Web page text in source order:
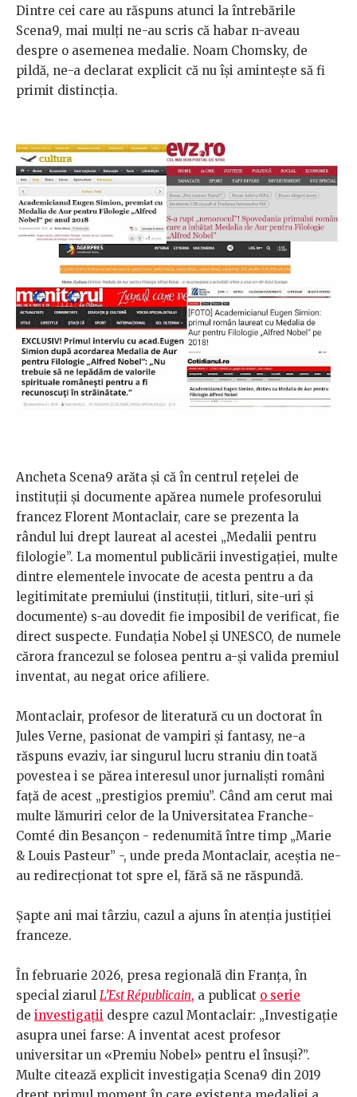
Dintre cei care au răspuns atunci la întrebările
Scena9, mai mulți ne-au scris că habar n-aveau
despre o asemenea medalie. Noam Chomsky, de
pildă, ne-a declarat explicit că nu își amintește să fi
primit distincția.
Ancheta Scena9 arăta și că în centrul rețelei de
instituții și documente apărea numele profesorului
francez Florent Montaclair, care se prezenta la
rândul lui drept laureat al acestei „Medalii pentru
filologie”. La momentul publicării investigației, multe
dintre elementele invocate de acesta pentru a da
legitimitate premiului (instituții, titluri, site-uri și
documente) s-au dovedit fie imposibil de verificat, fie
direct suspecte. Fundația Nobel și UNESCO, de numele
cărora francezul se folosea pentru a-și valida premiul
inventat, au negat orice afiliere.
Montaclair, profesor de literatură cu un doctorat în
Jules Verne, pasionat de vampiri și fantasy, ne-a
răspuns evaziv, iar singurul lucru straniu din toată
povestea i se părea interesul unor jurnaliști români
față de acest „prestigios premiu”. Când am cerut mai
multe lămuriri celor de la Universitatea Franche-
Comté din Besançon - redenumită între timp „Marie
& Louis Pasteur” -, unde preda Montaclair, aceștia ne-
au redirecționat tot spre el, fără să ne răspundă.
Șapte ani mai târziu, cazul a ajuns în atenția justiției
franceze.
În februarie 2026, presa regională din Franța, în
special ziarul L’Est Républicain, a publicat o serie
de investigații despre cazul Montaclair: „Investigație
asupra unei farse: A inventat acest profesor
universitar un «Premiu Nobel» pentru el însuși?”.
Multe citează explicit investigația Scena9 din 2019